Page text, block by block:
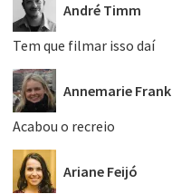
André Timm
Tem que filmar isso daí
Annemarie Frank
Acabou o recreio
Ariane Feijó